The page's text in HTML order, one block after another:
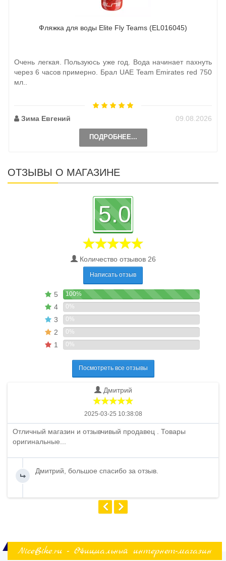
Фляжка для воды Elite Fly Teams (EL016045)
Очень легкая. Пользуюсь уже год. Вода начинает пахнуть
через 6 часов примерно. Брал UAE Team Emirates red 750
мл..
Зима Евгений 09.08.2026
ПОДРОБНЕЕ...
ОТЗЫВЫ О МАГАЗИНЕ
5.0
Количество отзывов 26
Написать отзыв
5 100%
4 0%
3 0%
2 0%
1 0%
Посмотреть все отзывы
Дмитрий
2025-03-25 10:38:08
Отличный магазин и отзывчивый продавец . Товары
оригинальные...
Дмитрий, большое спасибо за отзыв.
NiceBike.ru - Официальный интернет-магазин